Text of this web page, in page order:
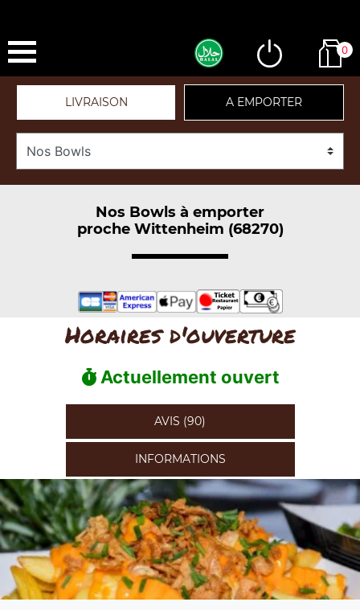
0
LIVRAISON A EMPORTER
Nos Bowls à emporter
proche Wittenheim (68270)
Horaires d'ouverture
Actuellement ouvert
AVIS (90)
INFORMATIONS